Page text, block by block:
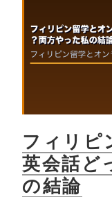
フィリピ
英会話ど
の結論